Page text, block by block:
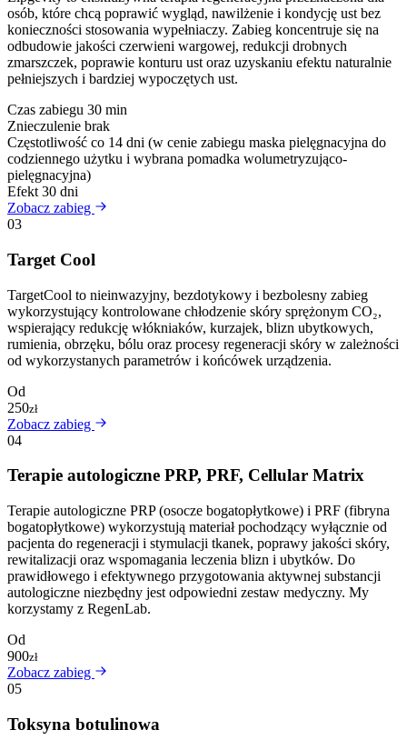
osób, które chcą poprawić wygląd, nawilżenie i kondycję ust bez
konieczności stosowania wypełniaczy. Zabieg koncentruje się na
odbudowie jakości czerwieni wargowej, redukcji drobnych
zmarszczek, poprawie konturu ust oraz uzyskaniu efektu naturalnie
pełniejszych i bardziej wypoczętych ust.
Czas zabiegu 30 min
Znieczulenie brak
Częstotliwość co 14 dni (w cenie zabiegu maska pielęgnacyjna do
codziennego użytku i wybrana pomadka wolumetryzująco-
pielęgnacyjna)
Efekt 30 dni
Zobacz zabieg
03
Target Cool
TargetCool to nieinwazyjny, bezdotykowy i bezbolesny zabieg
wykorzystujący kontrolowane chłodzenie skóry sprężonym CO₂,
wspierający redukcję włókniaków, kurzajek, blizn ubytkowych,
rumienia, obrzęku, bólu oraz procesy regeneracji skóry w zależności
od wykorzystanych parametrów i końcówek urządzenia.
Od
250zł
Zobacz zabieg
04
Terapie autologiczne PRP, PRF, Cellular Matrix
Terapie autologiczne PRP (osocze bogatopłytkowe) i PRF (fibryna
bogatopłytkowe) wykorzystują materiał pochodzący wyłącznie od
pacjenta do regeneracji i stymulacji tkanek, poprawy jakości skóry,
rewitalizacji oraz wspomagania leczenia blizn i ubytków. Do
prawidłowego i efektywnego przygotowania aktywnej substancji
autologiczne niezbędny jest odpowiedni zestaw medyczny. My
korzystamy z RegenLab.
Od
900zł
Zobacz zabieg
05
Toksyna botulinowa